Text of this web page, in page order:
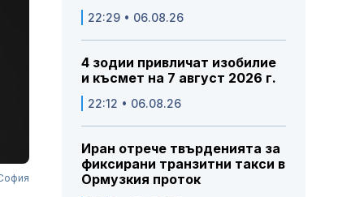
22:29 • 06.08.26
4 зодии привличат изобилие
и късмет на 7 август 2026 г.
22:12 • 06.08.26
Иран отрече твърденията за
фиксирани транзитни такси в
Ормузкия проток